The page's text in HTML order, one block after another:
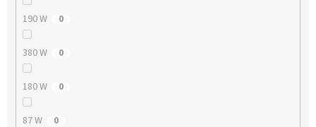
190 W 0
380 W 0
180 W 0
87 W 0